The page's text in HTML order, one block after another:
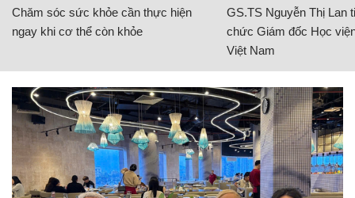
Chăm sóc sức khỏe cần thực hiện
ngay khi cơ thể còn khỏe
GS.TS Nguyễn Thị Lan
chức Giám đốc Học
Việt Nam